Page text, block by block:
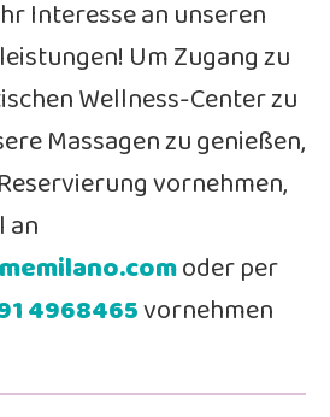
Interesse an unseren
Um Zugang zu
Wellness-Center zu
Massagen zu genießen,
vornehmen,
an
oder per
4968465vornehmen